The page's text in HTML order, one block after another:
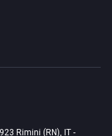
Rimini (RN), IT -